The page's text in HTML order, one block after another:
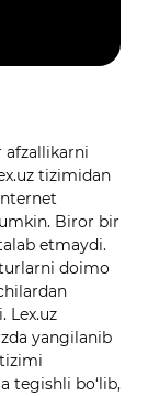
afzallikarni
tizimidan
Biror bir
etmaydi.
doimo
Lex.uz
yangilanib
tegishli bo‘lib,